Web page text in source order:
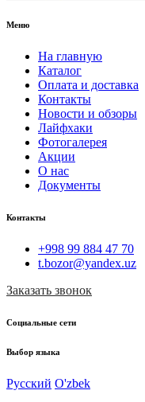
Меню
На главную
Каталог
Оплата и доставка
Контакты
Новости и обзоры
Лайфхаки
Фотогалерея
Акции
О нас
Документы
Контакты
+998 99 884 47 70
t.bozor@yandex.uz
Заказать звонок
Социальные сети
Выбор языка
Русский O'zbek